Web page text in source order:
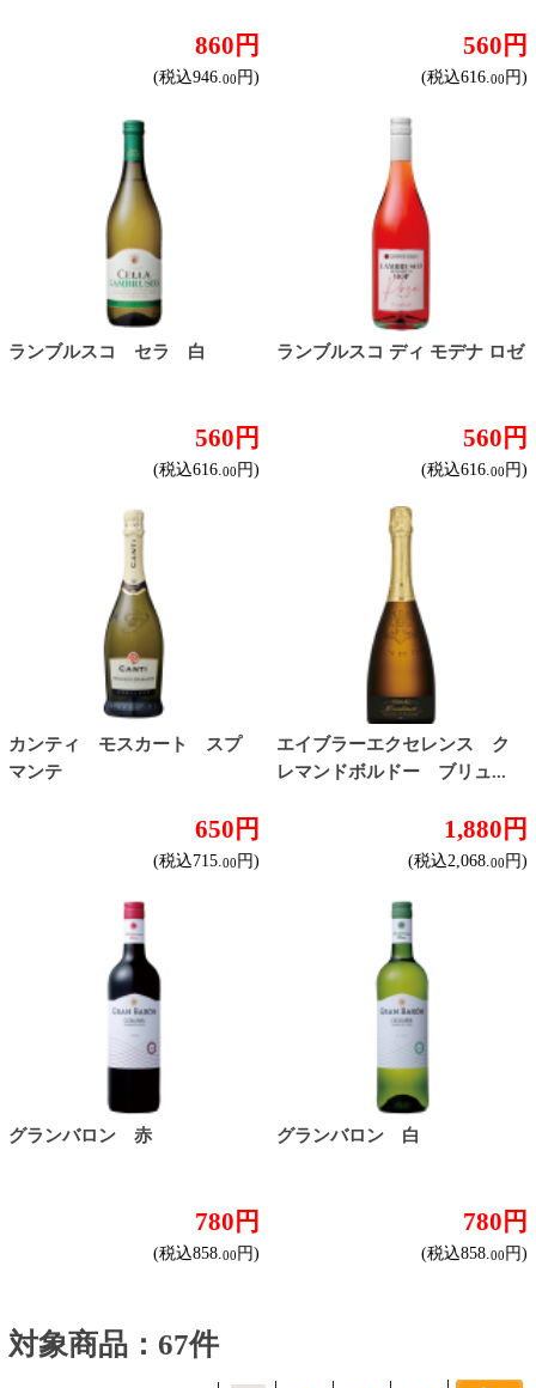
トップページに戻る
商品カテゴリ
北海道とうきびギフト
サワーお好みセット
迷った場合はこちらのおすすめセット
カップ麺お好みセット
ご自由に選べる12個セット
迷った場合はこちらのおすすめセット
セットワイン
ワイン
種類で探す
しっかりフルボディ
かろやかライトボディ
白ワイン
ドライな辛口
すっきりやや辛口
スパークリングワイン
飲みやすいやや甘口
産地で探す